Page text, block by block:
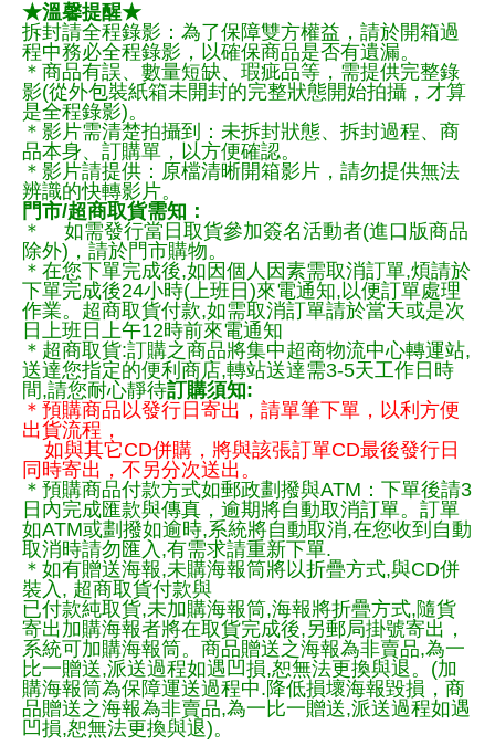
★溫馨提醒★
拆封請全程錄影：為了保障雙方權益，請於開箱過
程中務必全程錄影，以確保商品是否有遺漏。
＊商品有誤、數量短缺、瑕疵品等，需提供完整錄
影(從外包裝紙箱未開封的完整狀態開始拍攝，才算
是全程錄影)。
＊影片需清楚拍攝到：未拆封狀態、拆封過程、商
品本身、訂購單，以方便確認。
＊影片請提供：原檔清晰開箱影片，請勿提供無法
辨識的快轉影片。
門市/超商取貨需知：
＊ 如需發行當日取貨參加簽名活動者(進口版商品
除外)，請於門市購物。
＊在您下單完成後,如因個人因素需取消訂單,煩請於
下單完成後24小時(上班日)來電通知,以便訂單處理
作業。超商取貨付款,如需取消訂單請於當天或是次
日上班日上午12時前來電通知
＊超商取貨:訂購之商品將集中超商物流中心轉運站,
送達您指定的便利商店,轉站送達需3-5天工作日時
間,請您耐心靜待訂購須知:
＊預購商品以發行日寄出，請單筆下單，以利方便
出貨流程，
如與其它CD併購，將與該張訂單CD最後發行日
同時寄出，不另分次送出。
＊預購商品付款方式如郵政劃撥與ATM：下單後請3
日內完成匯款與傳真，逾期將自動取消訂單。訂單
如ATM或劃撥如逾時,系統將自動取消,在您收到自動
取消時請勿匯入,有需求請重新下單.
＊如有贈送海報,未購海報筒將以折疊方式,與CD併
裝入, 超商取貨付款與
已付款純取貨,未加購海報筒,海報將折疊方式,隨貨
寄出加購海報者將在取貨完成後,另郵局掛號寄出，
系統可加購海報筒。商品贈送之海報為非賣品,為一
比一贈送,派送過程如遇凹損,恕無法更換與退。(加
購海報筒為保障運送過程中.降低損壞海報毀損，商
品贈送之海報為非賣品,為一比一贈送,派送過程如遇
凹損,恕無法更換與退)。